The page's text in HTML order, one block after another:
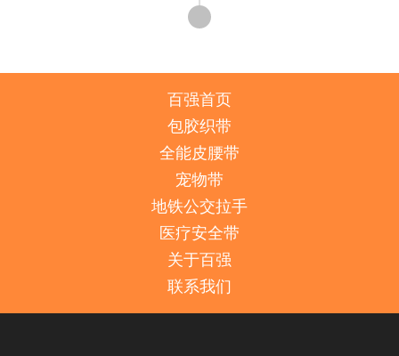
百强首页
包胶织带
全能皮腰带
宠物带
地铁公交拉手
医疗安全带
关于百强
联系我们